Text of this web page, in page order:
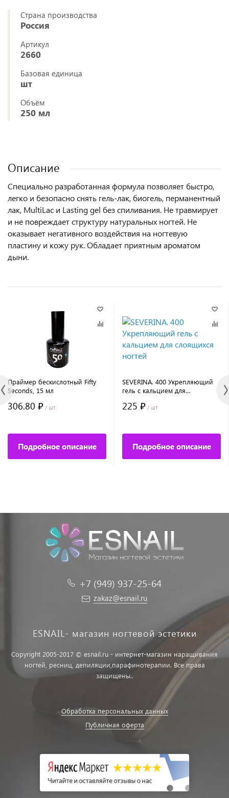
Страна производства
Россия
Артикул
2660
Базовая единица
шт
Объём
250 мл
Описание
Специально разработанная формула позволяет быстро,
легко и безопасно снять гель-лак, биогель, перманентный
лак, MultiLac и Lasting gel без спиливания. Не травмирует
и не повреждает структуру натуральных ногтей. Не
оказывает негативного воздействия на ногтевую
пластину и кожу рук. Обладает приятным ароматом
дыни.
Праймер бескислотный Fifty
Seconds, 15 мл
306.80 ₽ / шт
Подробное описание
SEVERINA. 400 Укрепляющий
гель с кальцием для
225 ₽ / шт
Подробное описание
+7 (949) 937-25-64
zakaz@esnail.ru
ESNAIL- магазин ногтевой эстетики
Copyright 2005-2017 © esnail.ru - интернет-магазин наращивания
ногтей, ресниц, депиляции,парафинотерапии. Все права
защищены..
Обработка персональных данных
Публичная оферта